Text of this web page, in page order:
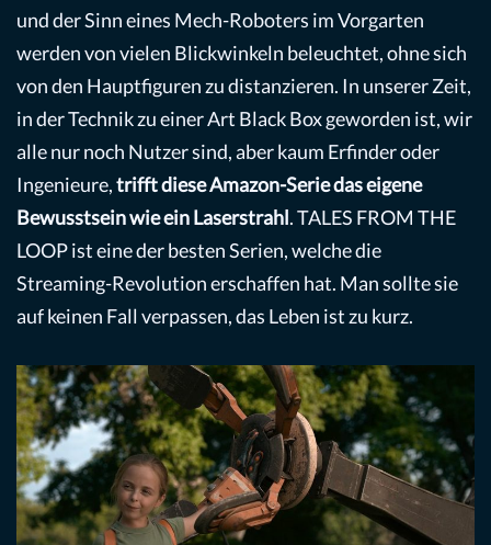
und der Sinn eines Mech-Roboters im Vorgarten
werden von vielen Blickwinkeln beleuchtet, ohne sich
von den Hauptfiguren zu distanzieren. In unserer Zeit,
in der Technik zu einer Art Black Box geworden ist, wir
alle nur noch Nutzer sind, aber kaum Erfinder oder
Ingenieure,trifft diese Amazon-Serie das eigene
Bewusstsein wie ein Laserstrahl. TALES FROM THE
LOOP ist eine der besten Serien, welche die
Streaming-Revolution erschaffen hat. Man sollte sie
auf keinen Fall verpassen, das Leben ist zu kurz.